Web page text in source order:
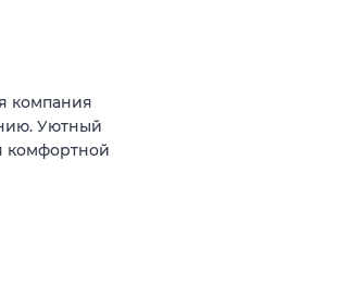
компания
Уютный
комфортной